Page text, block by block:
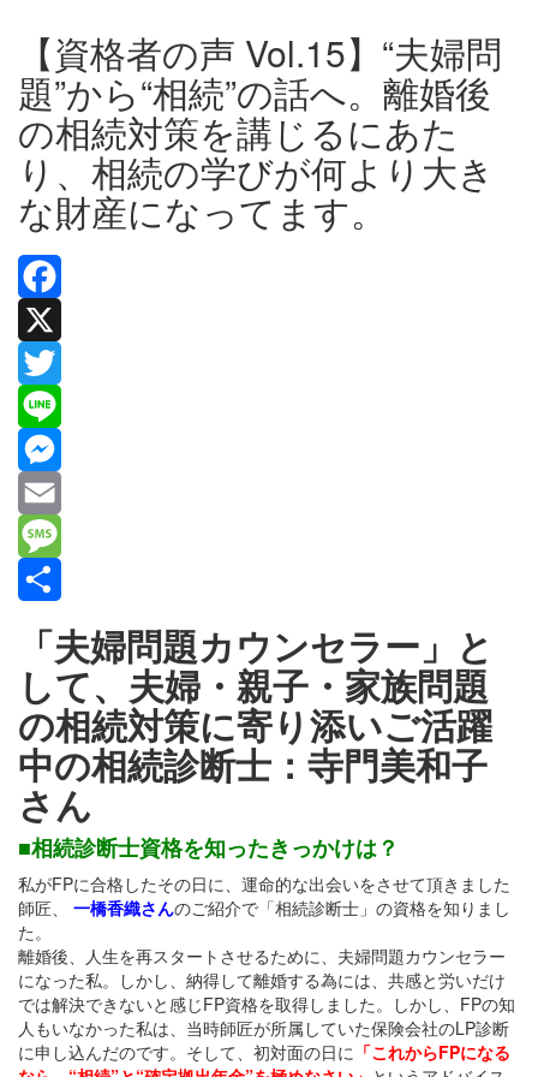
【資格者の声 Vol.15】“夫婦問
題”から“相続”の話へ。離婚後
の相続対策を講じるにあた
り、相続の学びが何より大き
な財産になってます。
Facebook
X
Twitter
Line
Messenger
Email
Message
有 「夫婦問題カウンセラー」と
して、夫婦・親子・家族問題
の相続対策に寄り添いご活躍
中の相続診断士：寺門美和子
さん
■相続診断士資格を知ったきっかけは？
私がFPに合格したその日に、運命的な出会いをさせて頂きました
師匠、 一橋香織さんのご紹介で「相続診断士」の資格を知りまし
た。
離婚後、人生を再スタートさせるために、夫婦問題カウンセラー
になった私。しかし、納得して離婚する為には、共感と労いだけ
では解決できないと感じFP資格を取得しました。しかし、FPの知
人もいなかった私は、当時師匠が所属していた保険会社のLP診断
に申し込んだのです。そして、初対面の日に 「これからFPになる